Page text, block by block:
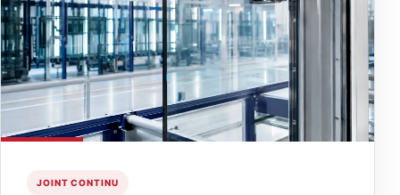
JOINT CONTINU